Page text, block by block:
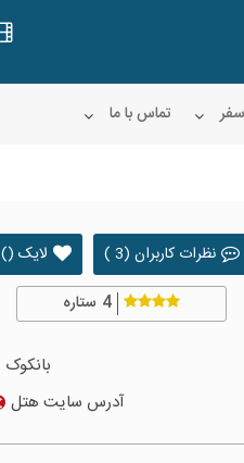
تماس با ما
لایک ()
نظرات کاربران (3 )
4 ستاره
بانکوک
آدرس سایت هتل